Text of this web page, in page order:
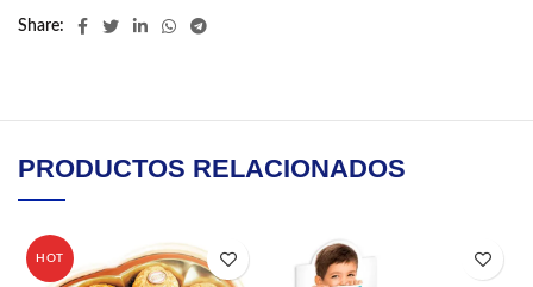
Share
PRODUCTOS RELACIONADOS
HOT